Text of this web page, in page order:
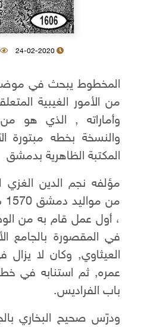
24-02-2020 69264 مشاهدة
المخطوط يبحث في
من الأمور الغيبية
وأماراته , الذي هو من
والنسخة بخطه مبتورة
المكتبة الظاهرية بدمشق
مؤلفه نجم الدين
من
، أول عمل قام به من
في المقصورة بالجامع
العيثاوي, وكان لا
عمره, ثم استنابه في
باب الفراديس.
ودرّس صحيح البخاري